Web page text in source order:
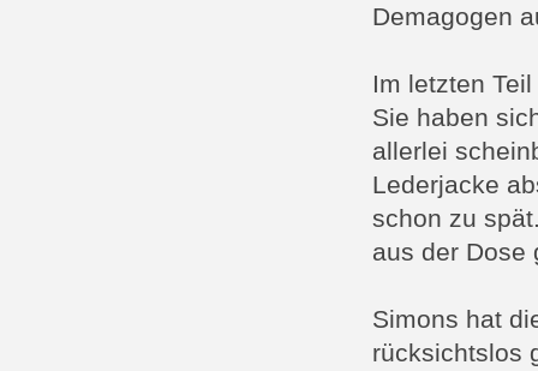
Demagogen
Im letzten
Sie haben
allerlei
Lederjacke
schon zu
aus der Dose
Simons hat
rücksichtslos